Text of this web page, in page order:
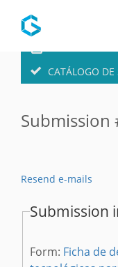
CATÁLOGO
Submission
Resend e-mails
Submission
Form: Ficha de